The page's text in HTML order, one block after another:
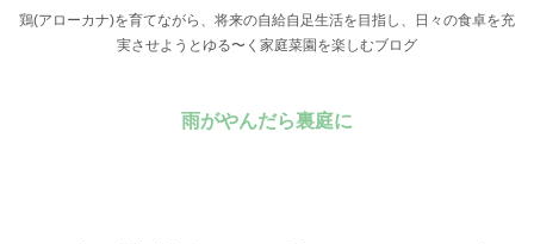
鶏(アローカナ)を育てながら、将来の自給自足生活を目指し、日々の食卓を充
実させようとゆる〜く家庭菜園を楽しむブログ
雨がやんだら裏庭に